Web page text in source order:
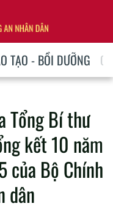
TẠO - BỒI DƯỠNG
Tổng Bí thư
kết 10 năm
của Bộ Chính
dân